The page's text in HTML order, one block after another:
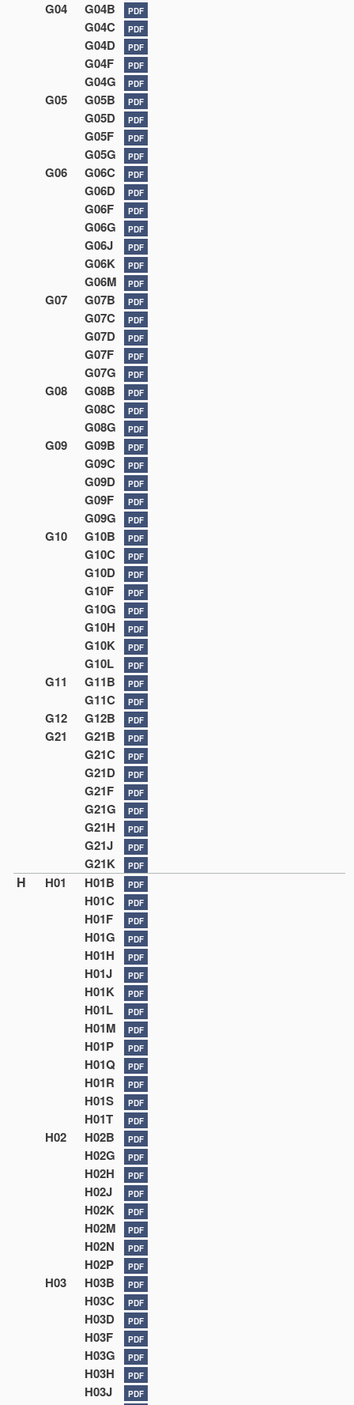
G04 G04B PDF
G04C PDF
G04D PDF
G04F PDF
G04G PDF
G05 G05B PDF
G05D PDF
G05F PDF
G05G PDF
G06 G06C PDF
G06D PDF
G06F PDF
G06G PDF
G06J PDF
G06K PDF
G06M PDF
G07 G07B PDF
G07C PDF
G07D PDF
G07F PDF
G07G PDF
G08 G08B PDF
G08C PDF
G08G PDF
G09 G09B PDF
G09C PDF
G09D PDF
G09F PDF
G09G PDF
G10 G10B PDF
G10C PDF
G10D PDF
G10F PDF
G10G PDF
G10H PDF
G10K PDF
G10L PDF
G11 G11B PDF
G11C PDF
G12 G12B PDF
G21 G21B PDF
G21C PDF
G21D PDF
G21F PDF
G21G PDF
G21H PDF
G21J PDF
G21K PDF
H H01 H01B PDF
H01C PDF
H01F PDF
H01G PDF
H01H PDF
H01J PDF
H01K PDF
H01L PDF
H01M PDF
H01P PDF
H01Q PDF
H01R PDF
H01S PDF
H01T PDF
H02 H02B PDF
H02G PDF
H02H PDF
H02J PDF
H02K PDF
H02M PDF
H02N PDF
H02P PDF
H03 H03B PDF
H03C PDF
H03D PDF
H03F PDF
H03G PDF
H03H PDF
H03J PDF